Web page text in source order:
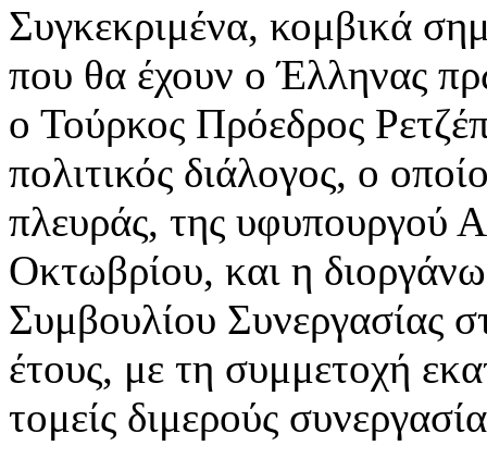
Συγκεκριμένα, κομβικά
που θα έχουν ο Έλληνας
ο Τούρκος Πρόεδρος
πολιτικός διάλογος, ο
πλευράς, της υφυπουργού
Οκτωβρίου, και η
Συμβουλίου Συνεργασίας
έτους, με τη συμμετοχή
τομείς διμερούς